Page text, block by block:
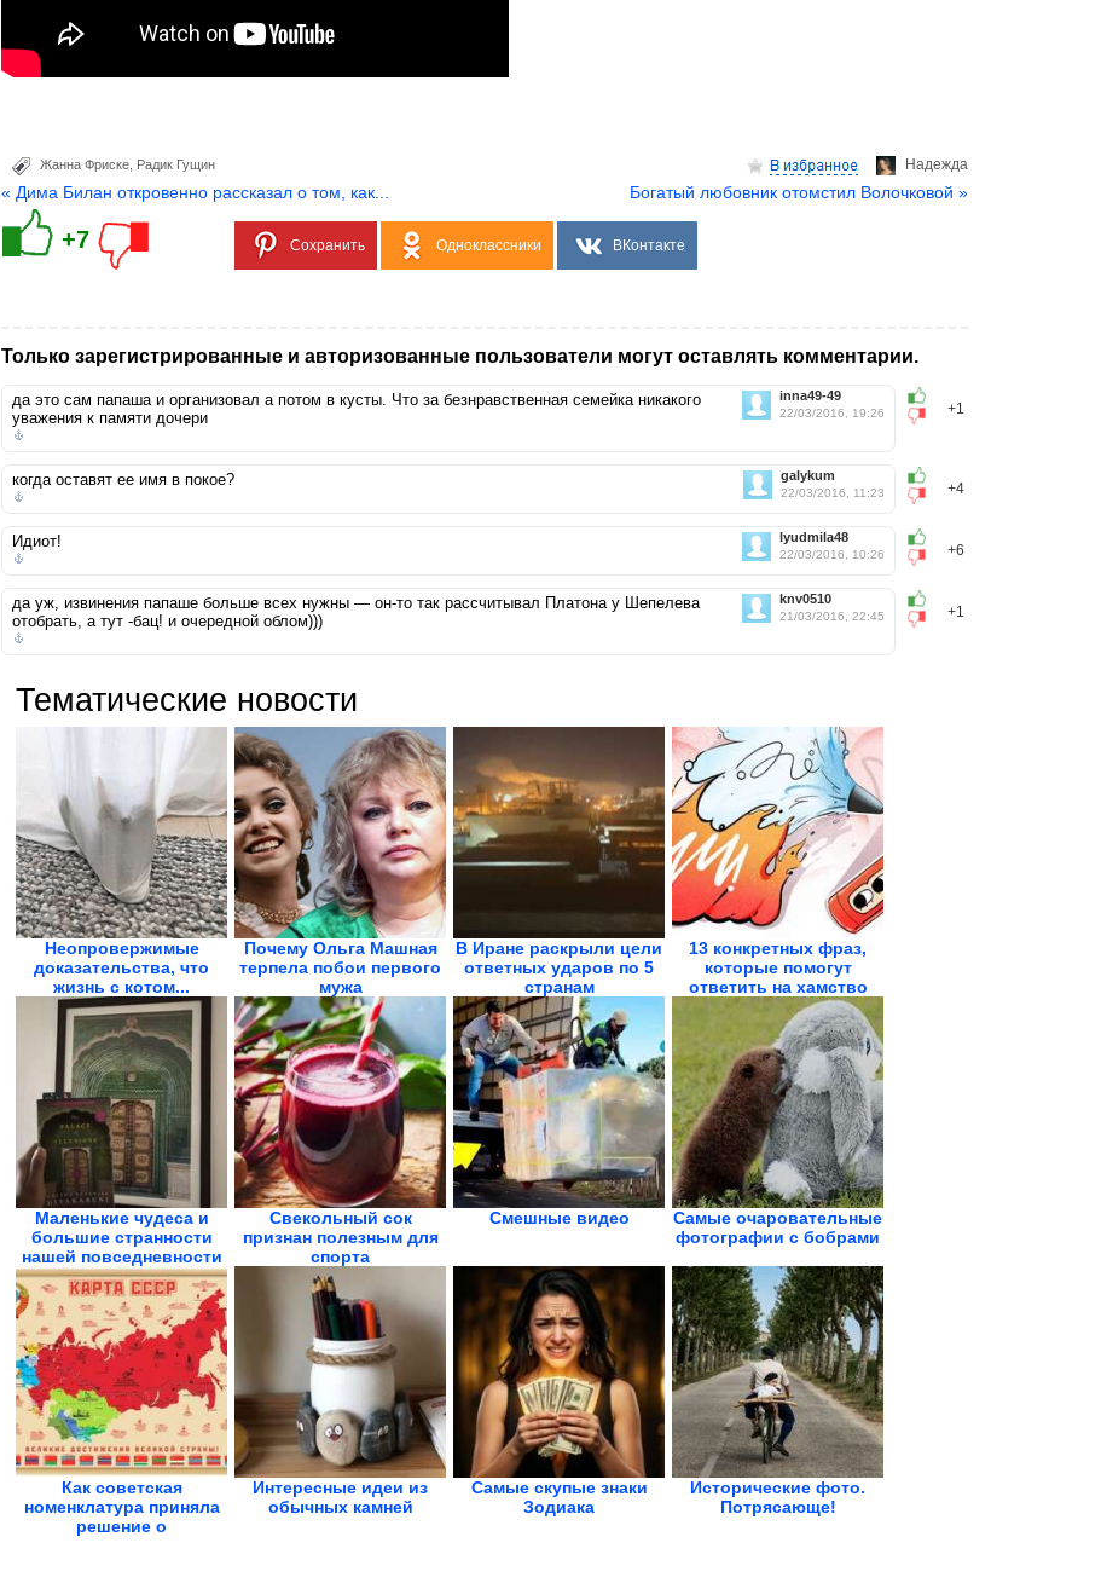
Надеждa
Жанна Фриске Радик Гущин
« Дима Билан откровенно рассказал о том, как... Богатый любовник отомстил Волочковой »
+7 Сохранить Одноклассники ВКонтакте
Только зарегистрированные и авторизованные пользователи могут оставлять комментарии.
+1
inna49-49
22/03/2016, 19:26
да это сам папаша и организовал а потом в кусты. Что за безнравственная семейка никакого
уважения к памяти дочери
+4
galykum
22/03/2016, 11:23
когда оставят ее имя в покое?
+6
lyudmila48
22/03/2016, 10:26
Идиот!
+1
knv0510
21/03/2016, 22:45
да уж, извинения папаше больше всех нужны — он-то так рассчитывал Платона у Шепелева
отобрать, а тут -бац! и очередной облом)))
Тематические новости
Неопровержимые
доказательства, что
жизнь с котом...
Почему Ольга Машная
терпела побои первого
мужа
В Иране раскрыли цели
ответных ударов по 5
странам
13 конкретных фраз,
которые помогут
ответить на хамство
Маленькие чудеса и
большие странности
нашей повседневности
Свекольный сок
признан полезным для
спорта
Смешные видео
Самые очаровательные
фотографии с бобрами
Как советская
номенклатура приняла
решение о
Интересные идеи из
обычных камней
Самые скупые знаки
Зодиака
Исторические фото.
Потрясающе!